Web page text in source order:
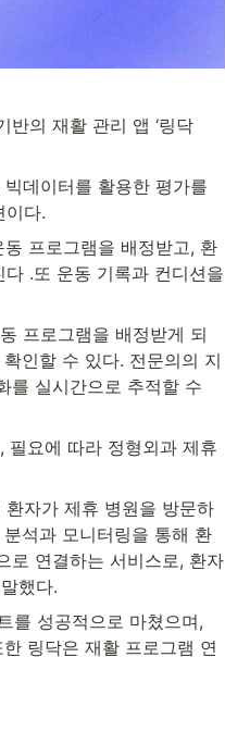
반의 재활 관리 앱 ‘링닥
데이터를 활용한 평가를
이다.
프로그램을 배정받고, 환
.또 운동 기록과 컨디션을
프로그램을 배정받게 되
인할 수 있다. 전문의의 지
를 실시간으로 추적할 수
필요에 따라 정형외과 제휴
자가 제휴 병원을 방문하
석과 모니터링을 통해 환
로 연결하는 서비스로, 환자
했다.
를 성공적으로 마쳤으며,
링닥은 재활 프로그램 연